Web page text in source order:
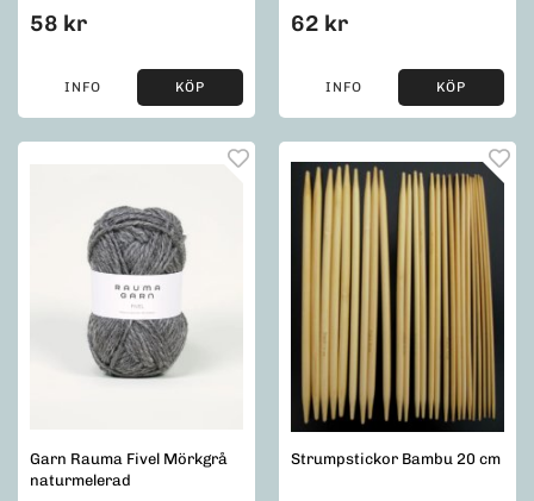
58 kr
INFO KÖP
62 kr
INFO KÖP
Garn Rauma Fivel Mörkgrå
naturmelerad
Strumpstickor Bambu 20 cm